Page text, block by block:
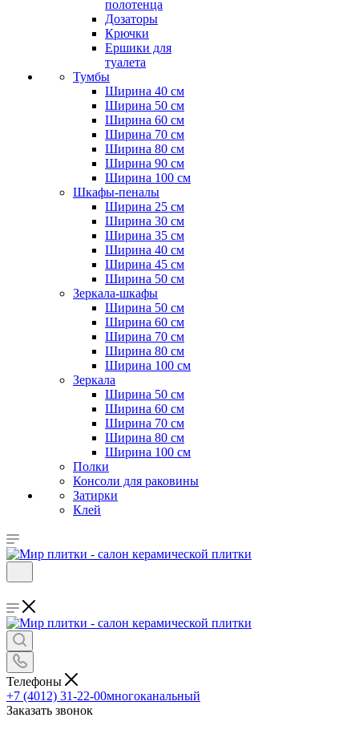
полотенца
Дозаторы
Крючки
Ершики для
туалета
Тумбы
Ширина 40 см
Ширина 50 см
Ширина 60 см
Ширина 70 см
Ширина 80 см
Ширина 90 см
Ширина 100 см
Шкафы-пеналы
Ширина 25 см
Ширина 30 см
Ширина 35 см
Ширина 40 см
Ширина 45 см
Ширина 50 см
Зеркала-шкафы
Ширина 50 см
Ширина 60 см
Ширина 70 см
Ширина 80 см
Ширина 100 см
Зеркала
Ширина 50 см
Ширина 60 см
Ширина 70 см
Ширина 80 см
Ширина 100 см
Полки
Консоли для раковины
Затирки
Клей
Телефоны
+7 (4012) 31-22-00многоканальный
Заказать звонок